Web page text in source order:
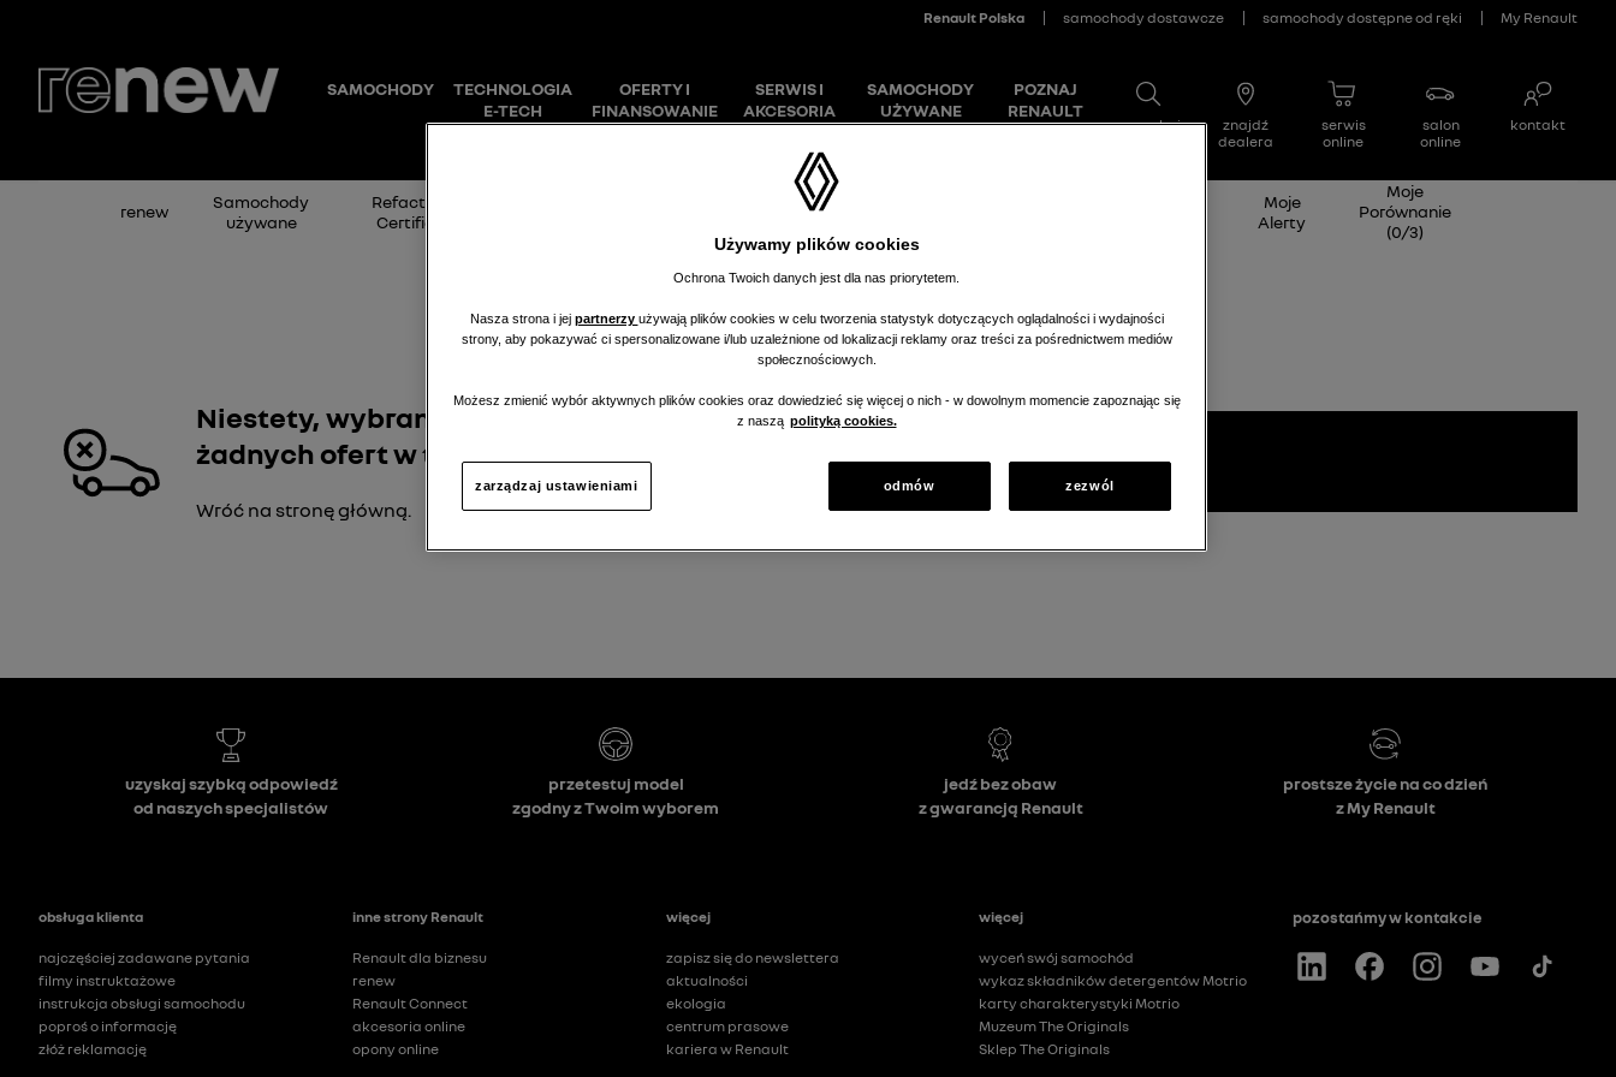
renew
Samochody
używane
Refactory
Certified
Akcesoria i kontrakty
Moje
Alerty
Moje
Porównanie
(0/3)
Niestety, wybrany dealer nie ma obecnie
żadnych ofert w tej kategorii.
Wróć na stronę główną.
wróć na stronę główną
Używamy plików cookies
Ochrona Twoich danych jest dla nas priorytetem.
Nasza strona i jej partnerzy używają plików cookies w celu tworzenia statystyk dotyczących oglądalności i wydajności
strony, aby pokazywać ci spersonalizowane i/lub uzależnione od lokalizacji reklamy oraz treści za pośrednictwem mediów
społecznościowych.
Możesz zmienić wybór aktywnych plików cookies oraz dowiedzieć się więcej o nich - w dowolnym momencie zapoznając się
z naszą polityką cookies.
zarządzaj ustawieniami odmów zezwól